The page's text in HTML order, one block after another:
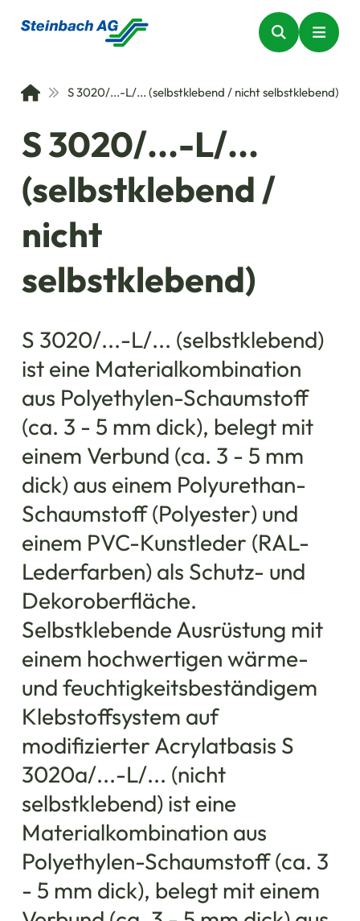
S 3020/...-L/... (selbstklebend / nicht selbstklebend)
S 3020/...-L/...
(selbstklebend /
nicht
selbstklebend)
S 3020/...-L/... (selbstklebend)
ist eine Materialkombination
aus Polyethylen-Schaumstoff
(ca. 3 - 5 mm dick), belegt mit
einem Verbund (ca. 3 - 5 mm
dick) aus einem Polyurethan-
Schaumstoff (Polyester) und
einem PVC-Kunstleder (RAL-
Lederfarben) als Schutz- und
Dekoroberfläche.
Selbstklebende Ausrüstung mit
einem hochwertigen wärme-
und feuchtigkeitsbeständigem
Klebstoffsystem auf
modifizierter Acrylatbasis S
3020a/...-L/... (nicht
selbstklebend) ist eine
Materialkombination aus
Polyethylen-Schaumstoff (ca. 3
- 5 mm dick), belegt mit einem